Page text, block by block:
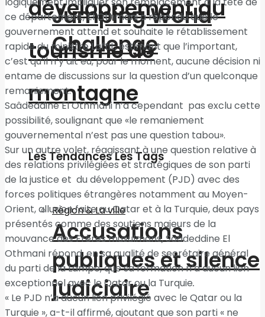
Jumping World
Challenge
Accusations
publiques et silence
judiciaire
développement du
tourisme de
montagne
Les Tendances Les Tags
Région & La ville
ce département, El Othmani a répondu que le
gouvernement attend et souhaite le rétablissement
rapide du ministre Laftit, estimant que l’important,
c’est qu’il n’y ait eu, pour le moment, aucune décision ni
entame de discussions sur la question d’un quelconque
remaniement.
Saâdeddine El Othmani n’a cependant pas exclu cette
possibilité, soulignant que «le remaniement
gouvernemental n’est pas une question tabou».
Sur un autre volet, réagissant à une question relative à
des relations privilégiées et stratégiques de son parti
de la justice et du développement (PJD) avec des
forces politiques étrangères notamment au Moyen-
Orient, allusion faite au Qatar et à la Turquie, deux pays
présentés comme des soutiens majeurs de la
mouvance des Frères musulmans, Saâdeddine El
Othmani répond, en sa qualité de secrétaire général
du parti de la Lampe, que sa formation n’a aucun lien
exceptionnel avec le Qatar ou la Turquie.
« Le PJD n’a aucun lien privilégié avec le Qatar ou la
Turquie », a-t-il affirmé, ajoutant que son parti « ne